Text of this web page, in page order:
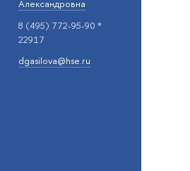
Александровна
8 (495) 772-95-90 *
22917
dgasilova@hse.ru